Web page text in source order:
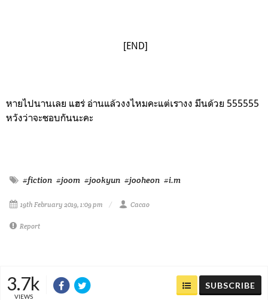
[END]
หายไปนานเลย แฮร่ อ่านแล้วงงไหมคะแต่เรางง มึนด้วย 555555
หวังว่าจะชอบกันนะคะ
#fiction #joom #jookyun #jooheon #i.m
19th February 2019, 1:09 pm Cacao
Report
3.7k
VIEWS
SUBSCRIBE